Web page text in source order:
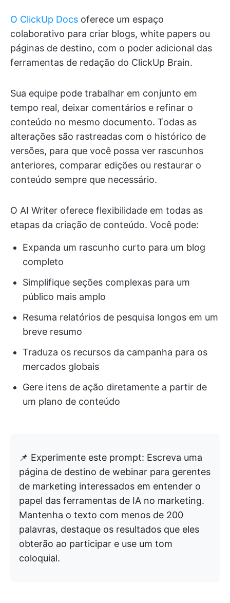
O ClickUp Docs oferece um espaço
colaborativo para criar blogs, white papers ou
páginas de destino, com o poder adicional das
ferramentas de redação do ClickUp Brain.
Sua equipe pode trabalhar em conjunto em
tempo real, deixar comentários e refinar o
conteúdo no mesmo documento. Todas as
alterações são rastreadas com o histórico de
versões, para que você possa ver rascunhos
anteriores, comparar edições ou restaurar o
conteúdo sempre que necessário.
O AI Writer oferece flexibilidade em todas as
etapas da criação de conteúdo. Você pode:
Expanda um rascunho curto para um blog
completo
Simplifique seções complexas para um
público mais amplo
Resuma relatórios de pesquisa longos em um
breve resumo
Traduza os recursos da campanha para os
mercados globais
Gere itens de ação diretamente a partir de
um plano de conteúdo
📌 Experimente este prompt: Escreva uma
página de destino de webinar para gerentes
de marketing interessados em entender o
papel das ferramentas de IA no marketing.
Mantenha o texto com menos de 200
palavras, destaque os resultados que eles
obterão ao participar e use um tom
coloquial.